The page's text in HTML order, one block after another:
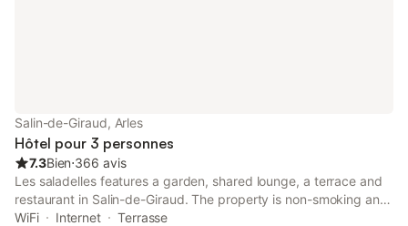
Salin-de-Giraud, Arles
Hôtel pour 3 personnes
7.3Bien⋅366 avis
Les saladelles features a garden, shared lounge, a terrace and
restaurant in Salin-de-Giraud. The property is non-smoking and
is located 39 km from Arles Amphitheatre. At the hotel, every
WiFi Internet
Terrasse